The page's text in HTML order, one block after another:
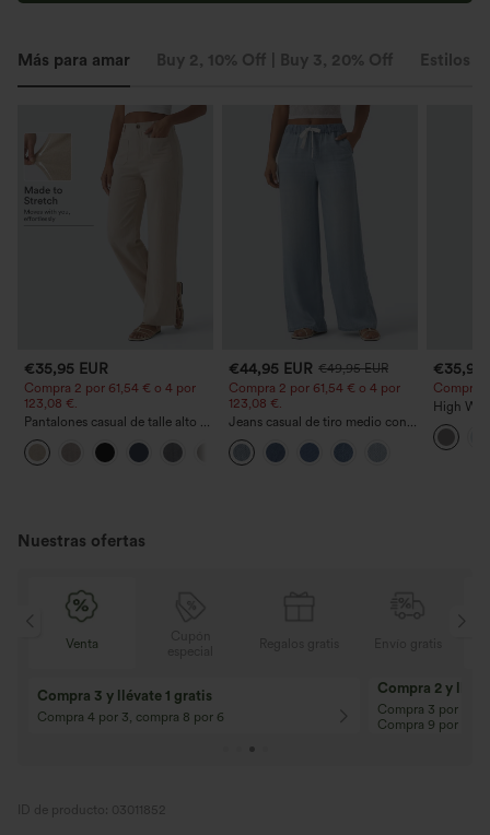
Más para amar Buy 2, 10% Off | Buy 3, 20% Off Estilos
€35,95 EUR
Compra 2 por 61,54 € o 4 por
123,08 €.
Pantalones casual de talle alto y
pierna recta con tacto de lino y
bolsillos
€44,95 EUR €49,95 EUR
Compra 2 por 61,54 € o 4 por
123,08 €.
Jeans casual de tiro medio con
cordón y bolsillos
€35,95
Compra
High
Straight
Nuestras ofertas
Cupón
especial
10% de descuento
¡En pedidos superiores a 107,00 EUR!
Código: Aug2026
12% de
¡En pedidos
Código: Aug2026
ID de producto: 03011852